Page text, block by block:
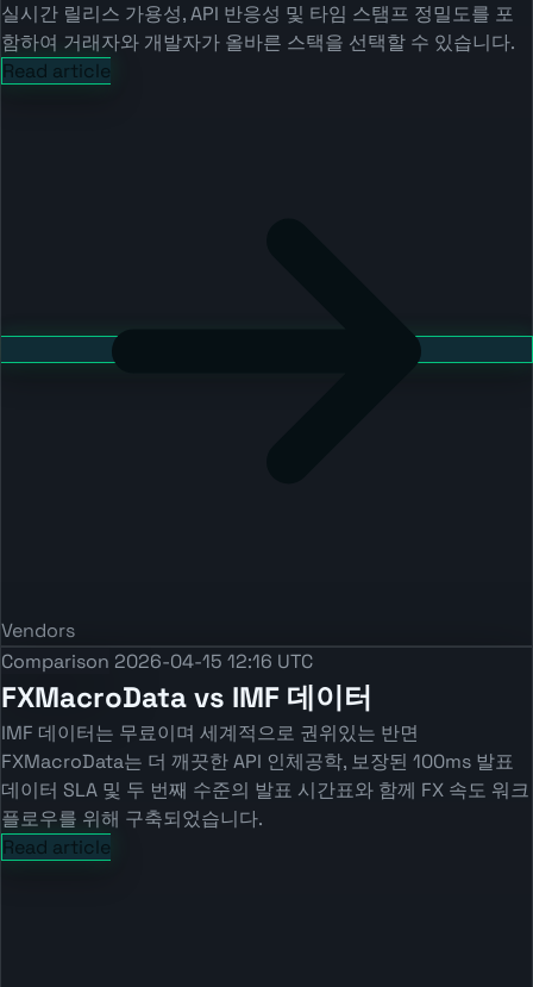
실시간 릴리스 가용성, API 반응성 및 타임 스탬프 정밀도를 포
함하여 거래자와 개발자가 올바른 스택을 선택할 수 있습니다.
Read article
Vendors
Comparison 2026-04-15 12:16 UTC
FXMacroData vs IMF 데이터
IMF 데이터는 무료이며 세계적으로 권위있는 반면
FXMacroData는 더 깨끗한 API 인체공학, 보장된 100ms 발표
데이터 SLA 및 두 번째 수준의 발표 시간표와 함께 FX 속도 워크
플로우를 위해 구축되었습니다.
Read article